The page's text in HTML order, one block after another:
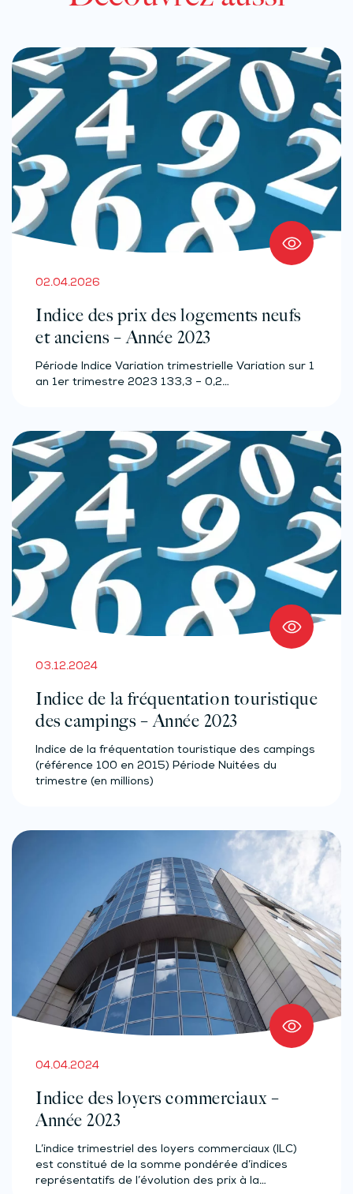
02.04.2026
Indice des prix des logements neufs
et anciens – Année 2023
Période Indice Variation trimestrielle Variation sur 1
an 1er trimestre 2023 133,3 – 0,2…
03.12.2024
Indice de la fréquentation touristique
des campings – Année 2023
Indice de la fréquentation touristique des campings
(référence 100 en 2015) Période Nuitées du
trimestre (en millions)
04.04.2024
Indice des loyers commerciaux –
Année 2023
L’indice trimestriel des loyers commerciaux (ILC)
est constitué de la somme pondérée d’indices
représentatifs de l’évolution des prix à la…